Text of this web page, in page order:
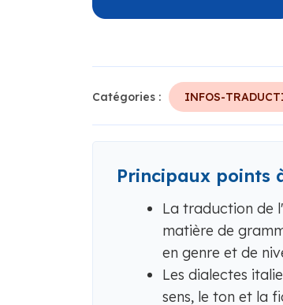
Catégories : INFOS-
Principaux points
La traduction de
matière de
en genre et de
Les dialectes
sens, le ton et la